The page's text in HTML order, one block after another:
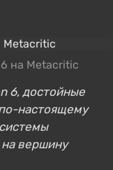
на Metacritic
6, достойные
настоящему
на вершину